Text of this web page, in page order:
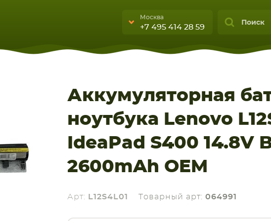
Москва
+7 495 414 28 59
Семеновская)
5 мин. ходьбы от ст.м.
“Семеновская”
+7 495 414 28 59
Обратный звонок
Поиск
смартфона, планшетаАккумуляторная
ноутбука Lenovo
IdeaPad S400 14.8V
2600mAh OEM
Арт: L12S4L01 Товарный арт: 064991